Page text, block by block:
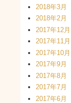
2018年3月
2018年2月
2017年12月
2017年11月
2017年10月
2017年9月
2017年8月
2017年7月
2017年6月